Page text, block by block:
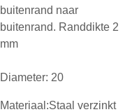
buitenrand naar
buitenrand. Randdikte 2
mm
Diameter: 20
Materiaal:Staal verzinkt